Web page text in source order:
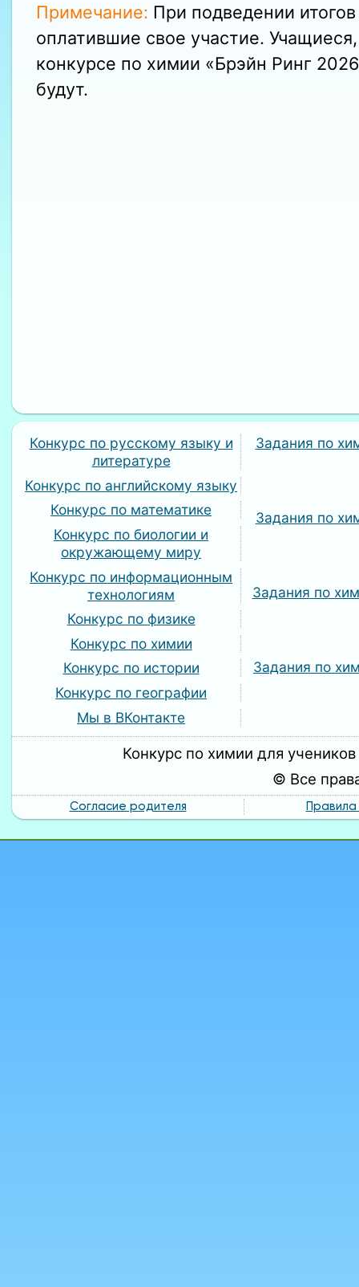
Примечание: При подведении
оплатившие свое участие.
конкурсе по химии «Брэйн Ринг
будут.
Конкурс по русскому языку и
литературе
Конкурс по английскому языку
Конкурс по математике
Конкурс по биологии и
окружающему миру
Конкурс по информационным
технологиям
Конкурс по физике
Конкурс по химии
Конкурс по истории
Конкурс по географии
Мы в ВКонтакте
Задания по
Задания по
Задания по
Задания по
Конкурс по химии для
© Все
Согласие родителя Правила